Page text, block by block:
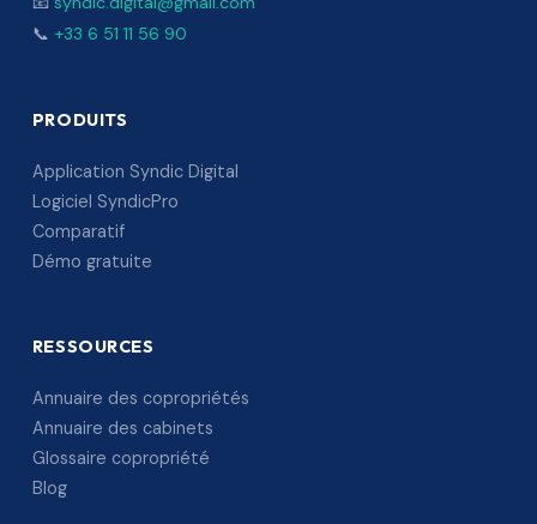
📞 +33 6 51 11 56 90
PRODUITS
Application Syndic Digital
Logiciel SyndicPro
Comparatif
Démo gratuite
RESSOURCES
Annuaire des copropriétés
Annuaire des cabinets
Glossaire copropriété
Blog